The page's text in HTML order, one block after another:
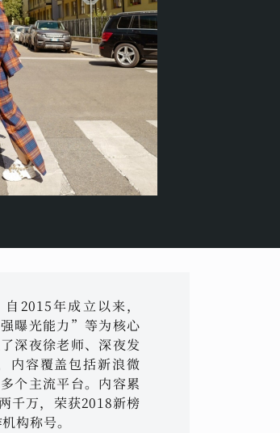
2015年成立以来，
曝光能力”等为核心
深夜徐老师、深夜发
内容覆盖包括新浪微
个主流平台。内容累
千万，荣获2018新榜
构称号。